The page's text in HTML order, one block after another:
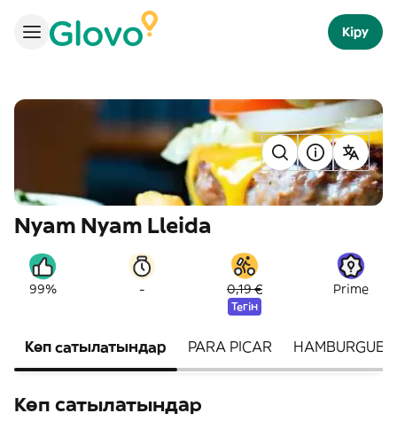
Кіру
Nyam Nyam Lleida
99% - 0,19 €
Тегін
Prime
Көп сатылатындар PARA PICAR
Көп сатылатындар